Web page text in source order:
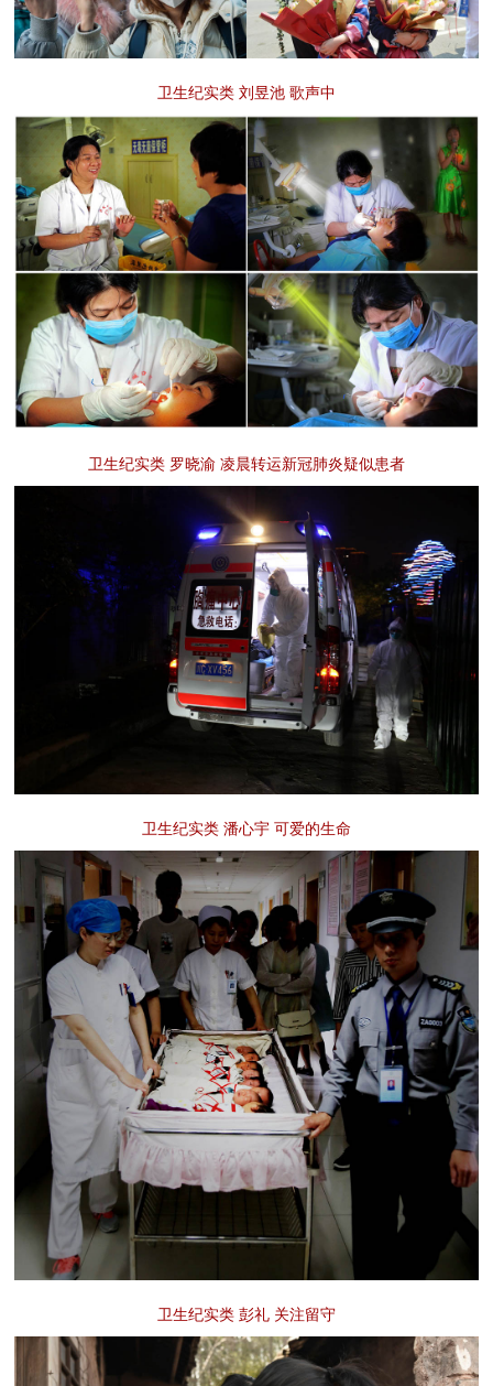
卫生纪实类 刘昱池 歌声中
卫生纪实类 罗晓渝 凌晨转运新冠肺炎疑似患者
卫生纪实类 潘心宇 可爱的生命
卫生纪实类 彭礼 关注留守